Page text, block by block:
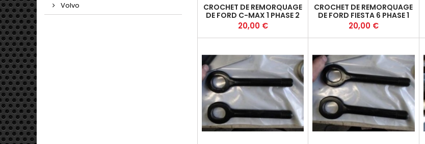
Volvo
CROCHET DE REMORQUAGE
DE FORD C-MAX 1 PHASE 2
Prix
20,00 €
CROCHET DE REMORQUAGE
DE FORD FIESTA 6 PHASE 1
Prix
20,00 €